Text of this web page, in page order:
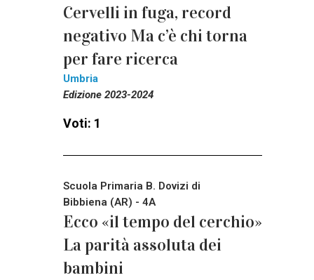
Cervelli in fuga, record
negativo Ma c’è chi torna
per fare ricerca
Umbria
Edizione 2023-2024
Voti: 1
Scuola Primaria B. Dovizi di
Bibbiena (AR) - 4A
Ecco «il tempo del cerchio»
La parità assoluta dei
bambini